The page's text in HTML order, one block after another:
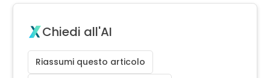
Chiedi all'AI
Riassumi questo articolo